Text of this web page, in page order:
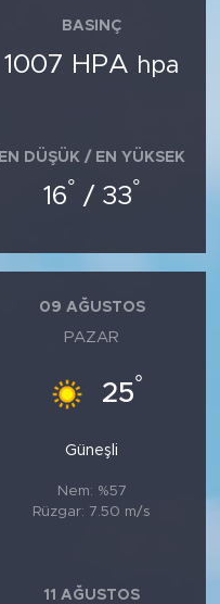
BASINÇ
1007 HPA hpa
EN DÜŞÜK / EN YÜKSEK
16° / 33°
09 AĞUSTOS
PAZAR
25°
Güneşli
Nem: %57
Rüzgar: 7.50 m/s
11 AĞUSTOS